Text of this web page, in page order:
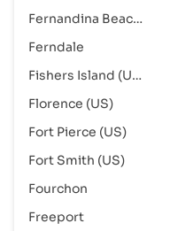
Mã bưu chính :-
Mã Cảng :
USERI
Mã bưu chính :
Mã Cảng : USESC
Fernandina Beach (US)
Ferndale
Fishers Island (US)
Florence (US)
Fort Pierce (US)
Fort Smith (US)
Fourchon
Freeport